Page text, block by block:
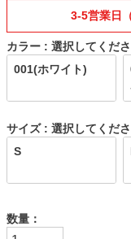
3-5営業日
カラー
選択してくだ
001(ホワイト)
サイズ
選択してくだ
S